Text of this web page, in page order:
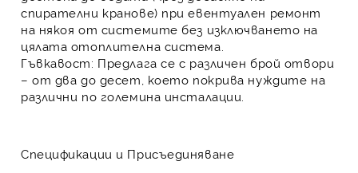
спирателни кранове) при евентуален ремонт
на някоя от системите без изключването на
цялата отоплителна система
Гъвкавост: Предлага се с различен брой отвори
– от два до десет, което покрива нуждите на
различни по големина инсталации.
Спецификации и Присъединяване